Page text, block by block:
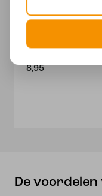
2100K
8,95
De voordelen